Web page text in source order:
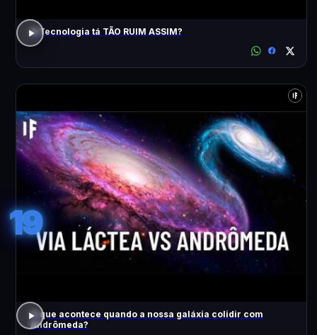
A Tecnologia tá TÃO RUIM ASSIM?
19
O que acontece quando a nossa galáxia colidir com
Andrômeda?